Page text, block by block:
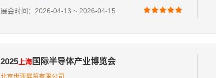
展会时间：2026-04-13 ~ 2026-04-15
2025 上海国际半导体产业博览会
北京世亚展览有限公司